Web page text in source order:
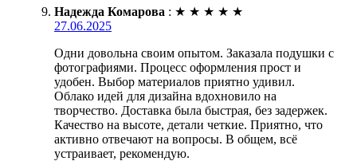
Надежда Комарова : ★ ★ ★ ★ ★
27.06.2025
Одни довольна своим опытом. Заказала подушки с
фотографиями. Процесс оформления прост и
удобен. Выбор материалов приятно удивил.
Облако идей для дизайна вдохновило на
творчество. Доставка была быстрая, без задержек.
Качество на высоте, детали четкие. Приятно, что
активно отвечают на вопросы. В общем, всё
устраивает, рекомендую.